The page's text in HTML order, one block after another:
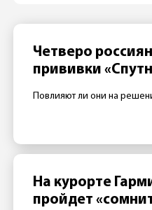
Четверо
прививки
Повлияют ли они на
На курорте
пройдет